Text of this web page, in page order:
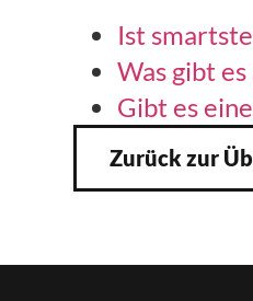
Ist
Was gibt
Gibt es
Zurück zur